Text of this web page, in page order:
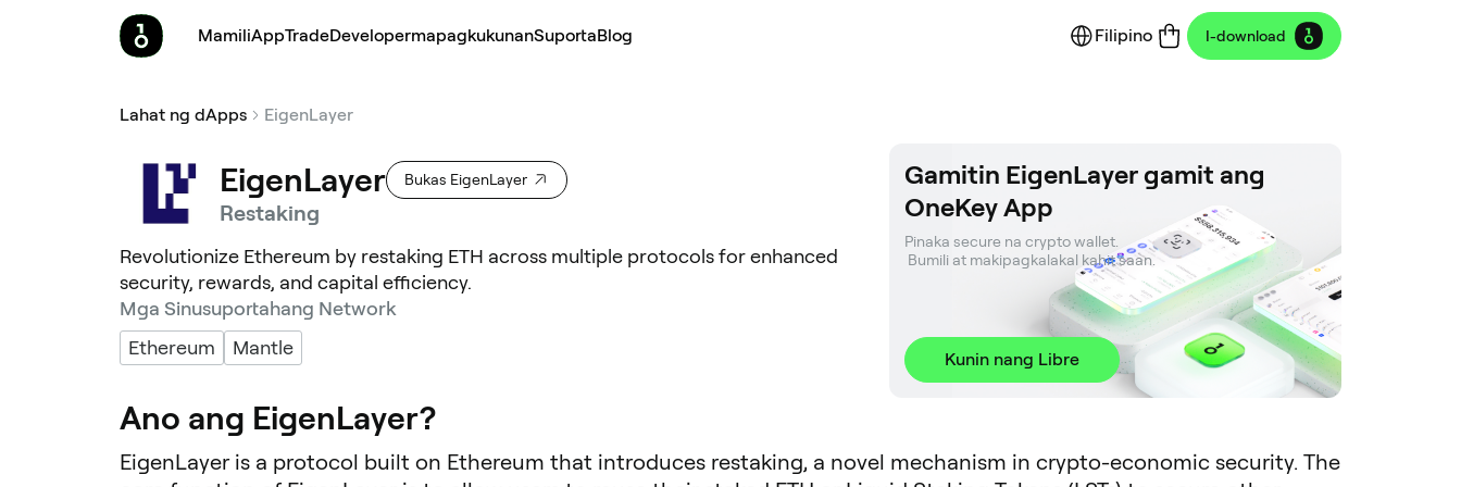
MamiliAppTradeDevelopermapagkukunanSuportaBlog Filipino I-download
Lahat ng dApps EigenLayer
EigenLayer Bukas EigenLayer
Restaking
Revolutionize Ethereum by restaking ETH across multiple protocols for enhanced
security, rewards, and capital efficiency.
Mga Sinusuportahang Network
Ethereum
Mantle
Gamitin EigenLayer gamit ang
OneKey App
Pinaka secure na crypto wallet.
Bumili at makipagkalakal kahit saan.
Kunin nang Libre
Ano ang EigenLayer?
EigenLayer is a protocol built on Ethereum that introduces restaking, a novel mechanism in crypto-economic security. The